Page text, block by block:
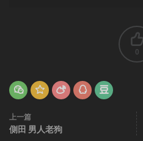
0
上一篇
側田 男人老狗